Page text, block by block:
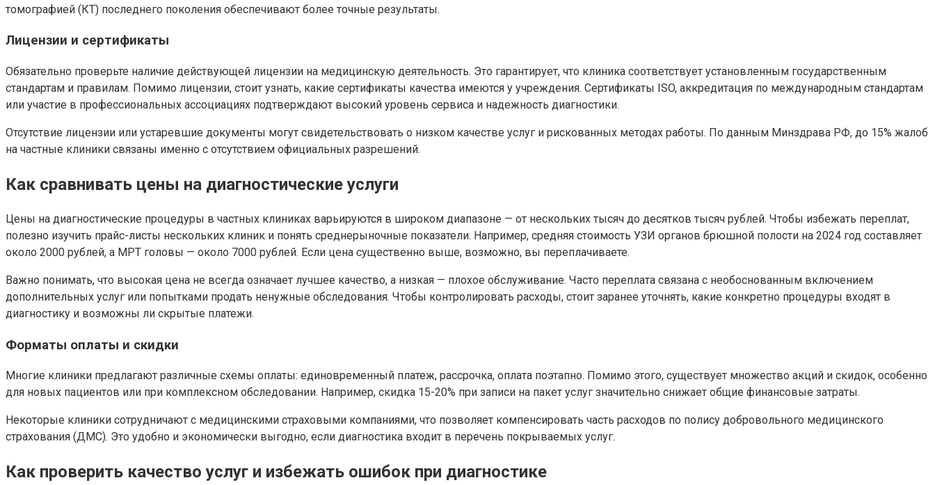
томографией (КТ) последнего поколения обеспечивают более точные результаты.
Лицензии и сертификаты
Обязательно проверьте наличие действующей лицензии на медицинскую деятельность. Это гарантирует, что клиника соответствует установленным государственным
стандартам и правилам. Помимо лицензии, стоит узнать, какие сертификаты качества имеются у учреждения. Сертификаты ISO, аккредитация по международным стандартам
или участие в профессиональных ассоциациях подтверждают высокий уровень сервиса и надежность диагностики.
Отсутствие лицензии или устаревшие документы могут свидетельствовать о низком качестве услуг и рискованных методах работы. По данным Минздрава РФ, до 15% жалоб
на частные клиники связаны именно с отсутствием официальных разрешений.
Как сравнивать цены на диагностические услуги
Цены на диагностические процедуры в частных клиниках варьируются в широком диапазоне — от нескольких тысяч до десятков тысяч рублей. Чтобы избежать переплат,
полезно изучить прайс-листы нескольких клиник и понять среднерыночные показатели. Например, средняя стоимость УЗИ органов брюшной полости на 2024 год составляет
около 2000 рублей, а МРТ головы — около 7000 рублей. Если цена существенно выше, возможно, вы переплачиваете.
Важно понимать, что высокая цена не всегда означает лучшее качество, а низкая — плохое обслуживание. Часто переплата связана с необоснованным включением
дополнительных услуг или попытками продать ненужные обследования. Чтобы контролировать расходы, стоит заранее уточнять, какие конкретно процедуры входят в
диагностику и возможны ли скрытые платежи.
Форматы оплаты и скидки
Многие клиники предлагают различные схемы оплаты: единовременный платеж, рассрочка, оплата поэтапно. Помимо этого, существует множество акций и скидок, особенно
для новых пациентов или при комплексном обследовании. Например, скидка 15-20% при записи на пакет услуг значительно снижает общие финансовые затраты.
Некоторые клиники сотрудничают с медицинскими страховыми компаниями, что позволяет компенсировать часть расходов по полису добровольного медицинского
страхования (ДМС). Это удобно и экономически выгодно, если диагностика входит в перечень покрываемых услуг.
Как проверить качество услуг и избежать ошибок при диагностике